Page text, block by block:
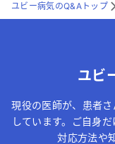
ユビー病気のQ&Aトップ
ユビ
現役の医師が、患者
しています。ご自身
対応方法や